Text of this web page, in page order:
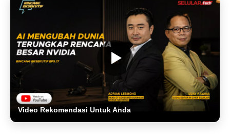
Video Rekomendasi Untuk Anda